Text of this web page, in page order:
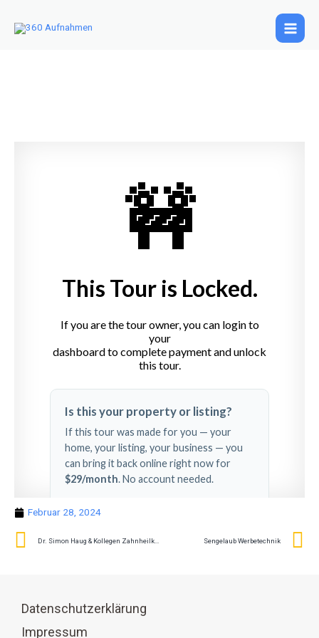
Februar 28, 2024
Sengelaub Werbetechnik
Datenschutzerklärung
Impressum